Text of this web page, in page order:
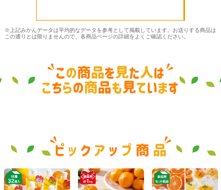
※上記みかんデータは平均的なデータを参考として掲載しています。お送りする商品は
この通りとは限りませんので、各商品ページの詳細をよくご確認ください。